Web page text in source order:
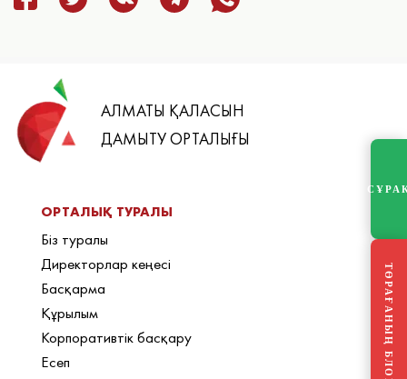
АЛМАТЫ ҚАЛАСЫН
ДАМЫТУ ОРТАЛЫҒЫ
ОРТАЛЫҚ ТУРАЛЫ
Біз туралы
Директорлар кеңесі
Басқарма
Құрылым
Корпоративтік басқару
Есеп
ТӨРАҒАНЫҢ БЛОГЫ